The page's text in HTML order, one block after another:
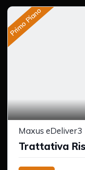
Primo Piano
Maxus eDeliver3
Trattativa